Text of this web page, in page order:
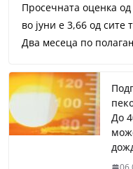
Просечната оценка
во јуни е 3,66 од сите
Два месеца по
До